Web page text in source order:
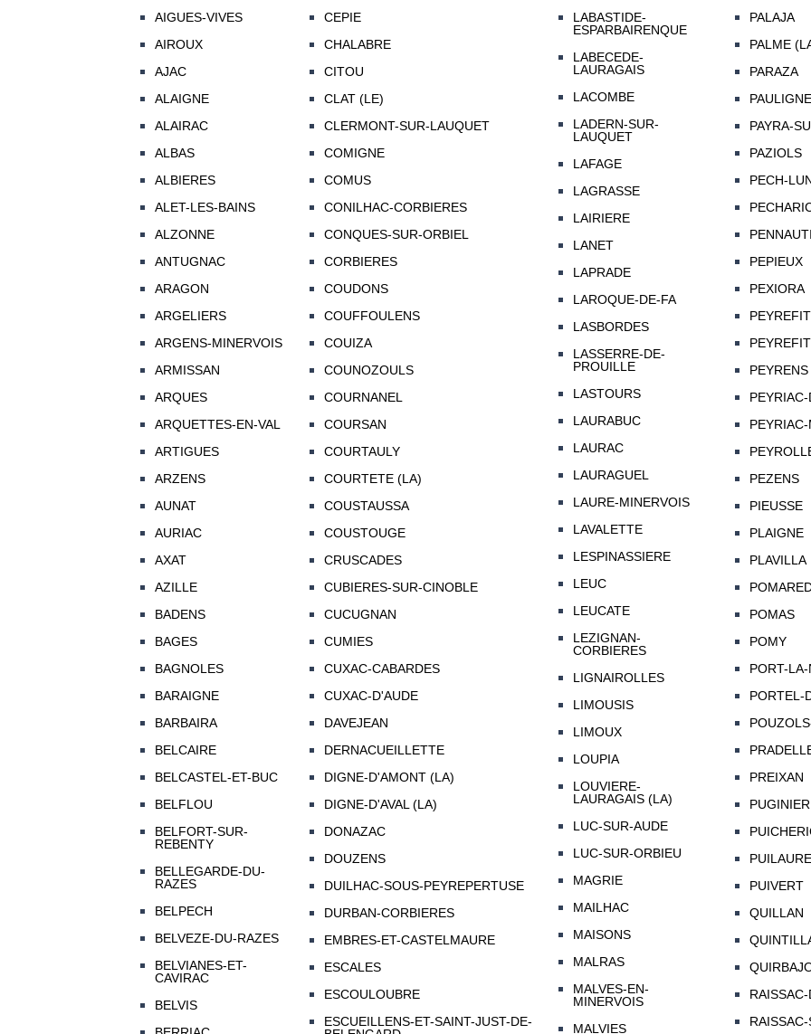
AIGUES-VIVES
AIROUX
AJAC
ALAIGNE
ALAIRAC
ALBAS
ALBIERES
ALET-LES-BAINS
ALZONNE
ANTUGNAC
ARAGON
ARGELIERS
ARGENS-MINERVOIS
ARMISSAN
ARQUES
ARQUETTES-EN-VAL
ARTIGUES
ARZENS
AUNAT
AURIAC
AXAT
AZILLE
BADENS
BAGES
BAGNOLES
BARAIGNE
BARBAIRA
BELCAIRE
BELCASTEL-ET-BUC
BELFLOU
BELFORT-SUR-
REBENTY
BELLEGARDE-DU-
RAZES
BELPECH
BELVEZE-DU-RAZES
BELVIANES-ET-
CAVIRAC
BELVIS
CEPIE
CHALABRE
CITOU
CLAT (LE)
CLERMONT-SUR-LAUQUET
COMIGNE
COMUS
CONILHAC-CORBIERES
CONQUES-SUR-ORBIEL
CORBIERES
COUDONS
COUFFOULENS
COUIZA
COUNOZOULS
COURNANEL
COURSAN
COURTAULY
COURTETE (LA)
COUSTAUSSA
COUSTOUGE
CRUSCADES
CUBIERES-SUR-CINOBLE
CUCUGNAN
CUMIES
CUXAC-CABARDES
CUXAC-D'AUDE
DAVEJEAN
DERNACUEILLETTE
DIGNE-D'AMONT (LA)
DIGNE-D'AVAL (LA)
DONAZAC
DOUZENS
DUILHAC-SOUS-PEYREPERTUSE
DURBAN-CORBIERES
EMBRES-ET-CASTELMAURE
ESCALES
ESCOULOUBRE
ESCUEILLENS-ET-SAINT-JUST-DE-
LABASTIDE-
ESPARBAIRENQUE
LABECEDE-
LAURAGAIS
LACOMBE
LADERN-SUR-
LAUQUET
LAFAGE
LAGRASSE
LAIRIERE
LANET
LAPRADE
LAROQUE-DE-FA
LASBORDES
LASSERRE-DE-
PROUILLE
LASTOURS
LAURABUC
LAURAC
LAURAGUEL
LAURE-MINERVOIS
LAVALETTE
LESPINASSIERE
LEUC
LEUCATE
LEZIGNAN-
CORBIERES
LIGNAIROLLES
LIMOUSIS
LIMOUX
LOUPIA
LOUVIERE-
LAURAGAIS (LA)
LUC-SUR-AUDE
LUC-SUR-ORBIEU
MAGRIE
MAILHAC
MAISONS
MALRAS
MALVES-EN-
MINERVOIS
MALVIES
PALAJA
PALME
PARAZA
PAULIGNE
PAYRA-
PAZIOLS
PECH-
PEPIEUX
PEXIORA
PEYRENS
PEZENS
PIEUSSE
PLAIGNE
PLAVILLA
POMAS
POMY
PORT-
PORTEL-
PREIXAN
PUGINIER
PUIVERT
QUILLAN